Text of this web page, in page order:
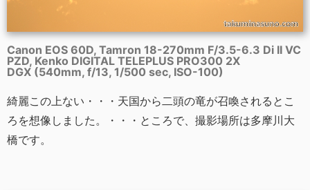
Canon EOS 60D, Tamron 18-270mm F/3.5-6.3 Di II VC
PZD, Kenko DIGITAL TELEPLUS PRO300 2X
DGX (540mm, f/13, 1/500 sec, ISO-100)
綺麗この上ない・・・天国から二頭の竜が召喚されるとこ
ろを想像しました。・・・ところで、撮影場所は多摩川大
橋です。